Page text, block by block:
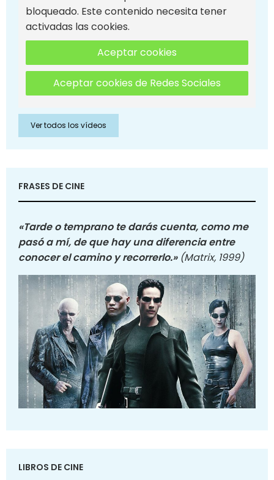
bloqueado. Este contenido necesita tener
activadas las cookies.
Aceptar cookies
Aceptar cookies de Redes Sociales
Ver todos los vídeos
FRASES DE CINE
«Tarde o temprano te darás cuenta, como me
pasó a mí, de que hay una diferencia entre
conocer el camino y recorrerlo.» (Matrix, 1999)
LIBROS DE CINE